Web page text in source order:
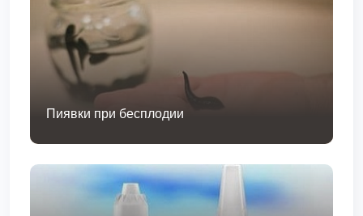
Пиявки при бесплодии